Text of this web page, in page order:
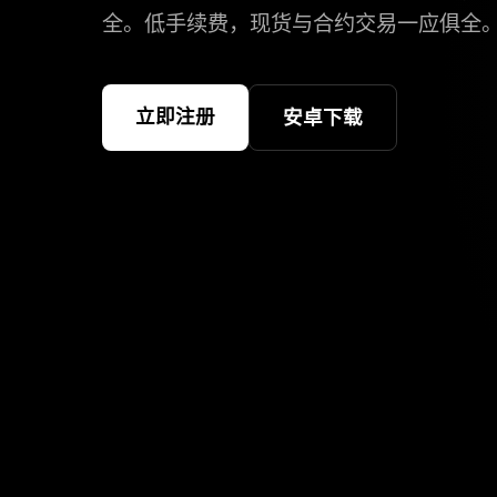
全。低手续费，现货与合约交易一应俱全
立即注册 安卓下载